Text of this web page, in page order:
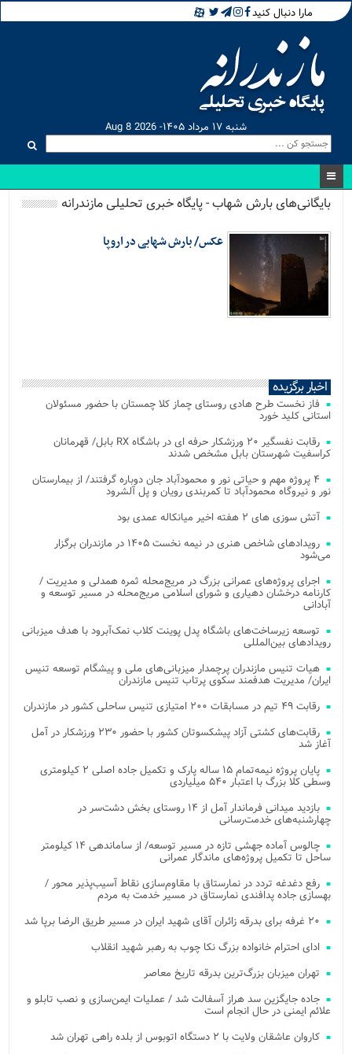
مارا دنبال کنید
شنبه ۱۷ مرداد ۱۴۰۵- Aug 8 2026
بایگانی‌های بارش شهاب - پایگاه خبری تحلیلی مازندرانه
عکس/ بارش شهابی در اروپا
اخبار برگزیده
فاز نخست طرح هادی روستای چماز کلا چمستان با حضور مسئولان
استانی کلید خورد
رقابت نفسگیر ۲۰ ورزشکار حرفه ای در باشگاه RX بابل/ قهرمانان
کراسفیت شهرستان بابل مشخص شدند
۴ پروژه مهم و حیاتی نور و محمودآباد جان دوباره گرفتند/ از بیمارستان
نور و نیروگاه محمودآباد تا کمربندی رویان و پل آلشرود
آتش‌ سوزی‌ های ۲ هفته اخیر میانکاله عمدی بود
رویدادهای شاخص هنری در نیمه نخست ۱۴۰۵ در مازندران برگزار
می‌شود
اجرای پروژه‌های عمرانی بزرگ در مریج‌محله ثمره همدلی و مدیریت /
کارنامه درخشان دهیاری و شورای اسلامی مریج‌محله در مسیر توسعه و
آبادانی
توسعه زیرساخت‌های باشگاه پدل پوینت کلاب نمک‌آبرود با هدف میزبانی
رویدادهای بین‌المللی
هیات تنیس مازندران پرچمدار میزبانی‌های ملی و پیشگام توسعه تنیس
ایران/ مدیریت هدفمند سکوی پرتاب تنیس مازندران
رقابت ۴۹ تیم در مسابقات ۲۰۰ امتیازی تنیس ساحلی کشور در مازندران
رقابت‌های کشتی آزاد پیشکسوتان کشور با حضور ۲۳۰ ورزشکار در آمل
آغاز شد
پایان پروژه نیمه‌تمام ۱۵ ساله پارک و تکمیل جاده اصلی ۲ کیلومتری
وسطی کلا بزرگ با اعتبار ۵۴۰ میلیاردی
بازدید میدانی فرماندار آمل از ۱۴ روستای بخش دشت‌سر در
چهارشنبه‌های خدمت‌رسانی
چالوس آماده جهشی تازه در مسیر توسعه/ از ساماندهی ۱۴ کیلومتر
ساحل تا تکمیل پروژه‌های ماندگار عمرانی
رفع دغدغه تردد در نمارستاق با مقاوم‌سازی نقاط آسیب‌پذیر محور /
بهسازی جاده پدافندی نمارستاق در مسیر خدمت به مردم
۲۰ غرفه برای بدرقه زائران آقای شهید ایران در مسیر طریق الرضا برپا شد
ادای احترام خانواده بزرگ نکا چوب به رهبر شهید انقلاب
تهران میزبان بزرگ‌ترین بدرقه تاریخ معاصر
جاده جایگزین سد هراز آسفالت شد / عملیات ایمن‌سازی و نصب تابلو و
علائم ایمنی در حال انجام است
کاروان عاشقان ولایت با ۲ دستگاه اتوبوس از بلده راهی تهران شد